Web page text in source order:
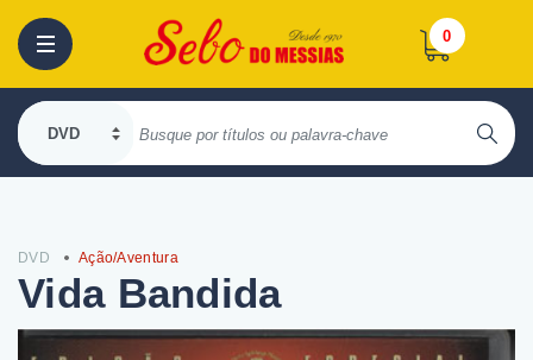
0
DVD Ação/Aventura
Vida Bandida